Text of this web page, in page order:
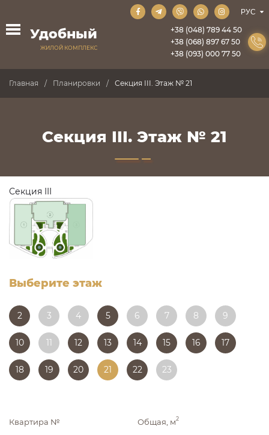
Удобный
ЖИЛОЙ КОМПЛЕКС
+38 (048) 789 44 50
+38 (068) 897 67 50
+38 (093) 000 77 50
Главная Планировки Секция III. Этаж № 21
Секция III. Этаж № 21
Секция III
Выберите этаж
2 3 4 5 6 7 8 9
10 11 12 13 14 15 16 17
18 19 20 21 22 23
Квартира № Общая, м2